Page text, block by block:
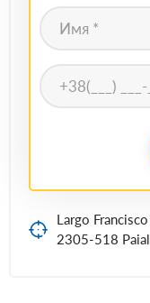
Largo
2305-518